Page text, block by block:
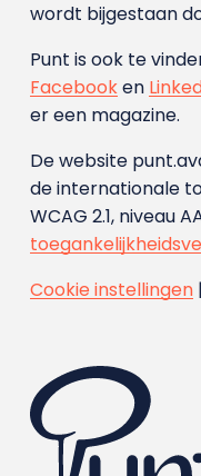
wordt bijgestaan
Punt is ook te
Facebooken
er een magazine.
De website
de internationale
WCAG 2.1, niveau
Cookie instellingen|